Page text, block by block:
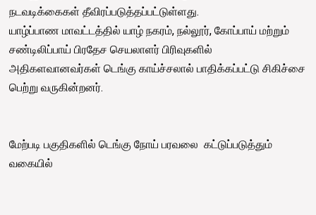
நடவடிக்கைகள் தீவிரப்படுத்தப்பட்டுள்ளது.
யாழ்ப்பாண மாவட்டத்தில் யாழ் நகரம், நல்லூர், கோப்பாய் மற்றும்
சண்டிலிப்பாய் பிரதேச செயலாளர் பிரிவுகளில்
அதிகளவானவர்கள் டெங்கு காய்ச்சலால் பாதிக்கப்பட்டு சிகிச்சை
பெற்று வருகின்றனர்.
மேற்படி பகுதிகளில் டெங்கு நோய் பரவலை கட்டுப்படுத்தும்
வகையில்